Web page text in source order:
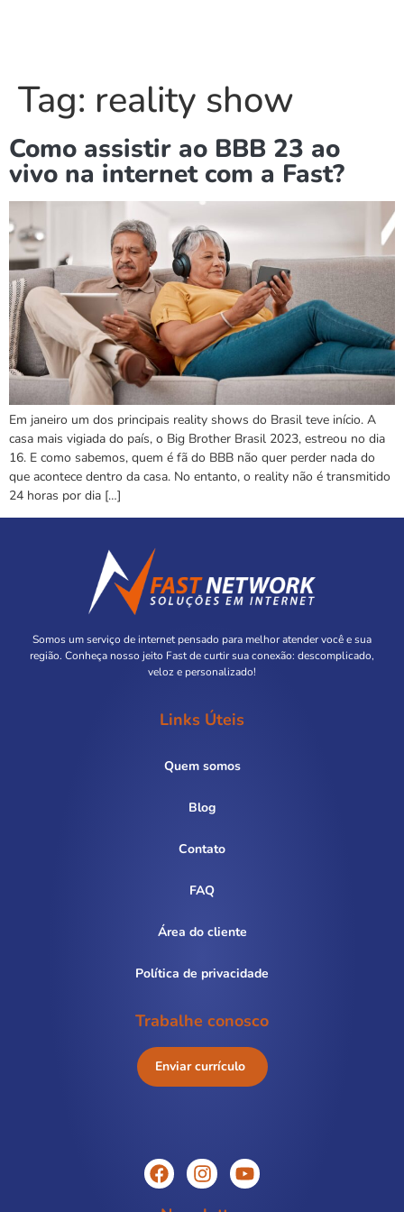
Tag: reality show
Como assistir ao BBB 23 ao
vivo na internet com a Fast?
Em janeiro um dos principais reality shows do Brasil teve início. A
casa mais vigiada do país, o Big Brother Brasil 2023, estreou no dia
16. E como sabemos, quem é fã do BBB não quer perder nada do
que acontece dentro da casa. No entanto, o reality não é transmitido
24 horas por dia […]
Somos um serviço de internet pensado para melhor atender você e sua
região. Conheça nosso jeito Fast de curtir sua conexão: descomplicado,
veloz e personalizado!
Links Úteis
Quem somos
Blog
Contato
FAQ
Área do cliente
Política de privacidade
Trabalhe conosco
Enviar currículo